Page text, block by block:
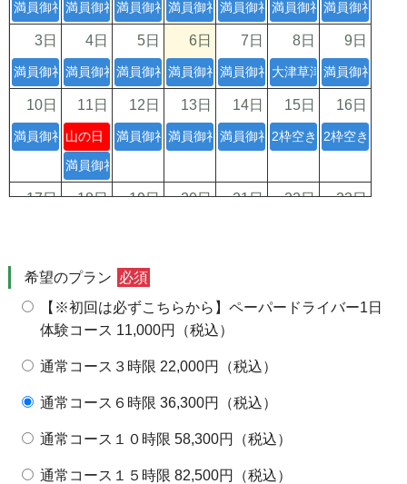
満員御礼×満員御礼×満員御礼×満員御礼×満員御礼×満員御礼×満員御礼×
3日
満員御礼×
4日
満員御礼×
5日
満員御礼×
6日
満員御礼×
7日
満員御礼×
8日
大津草津守山栗東2枠
9日
満員御礼×
10日
満員御礼×
11日
山の日
満員御礼×
12日
満員御礼×
13日
満員御礼×
14日
満員御礼×
15日
2枠空きあり夕方×
16日
2枠空きあり
17日 18日 19日 20日 21日 22日 23日
31日
満員御礼×
1日
2枠空きあり夕方×
2日
2枠空きあり夕方×
3日
満員御礼× 2枠空きあり夕方×
希望のプラン 必須
【※初回は必ずこちらから】ペーパードライバー1日
体験コース 11,000円（税込）
通常コース３時限 22,000円（税込）
通常コース６時限 36,300円（税込）
通常コース１０時限 58,300円（税込）
通常コース１５時限 82,500円（税込）